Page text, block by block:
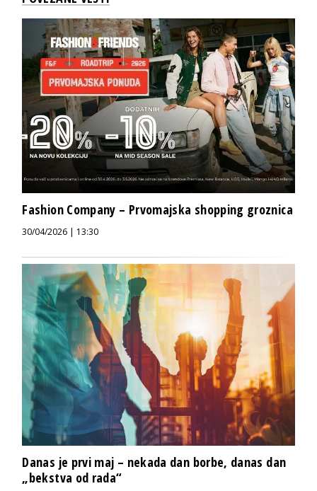
Fashion Company – Prvomajska shopping groznica
30/04/2026 | 13:30
Danas je prvi maj – nekada dan borbe, danas dan
„bekstva od rada“